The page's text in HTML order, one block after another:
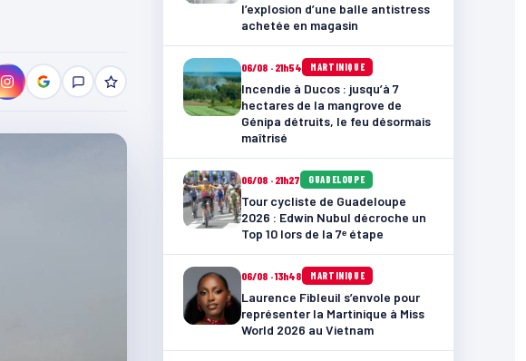
l’explosion d’une balle antistress
achetée en magasin
06/08 · 21h54 MARTINIQUE
Incendie à Ducos : jusqu’à 7
hectares de la mangrove de
Génipa détruits, le feu désormais
maîtrisé
06/08 · 21h27 GUADELOUPE
Tour cycliste de Guadeloupe
2026 : Edwin Nubul décroche un
Top 10 lors de la 7ᵉ étape
06/08 · 13h48 MARTINIQUE
Laurence Fibleuil s’envole pour
représenter la Martinique à Miss
World 2026 au Vietnam